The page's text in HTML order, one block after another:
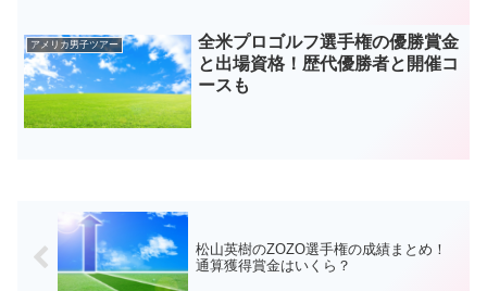
アメリカ男子ツアー
全米プロゴルフ選手権の優勝賞金
と出場資格！歴代優勝者と開催コ
ースも
松山英樹のZOZO選手権の成績まとめ！
通算獲得賞金はいくら？